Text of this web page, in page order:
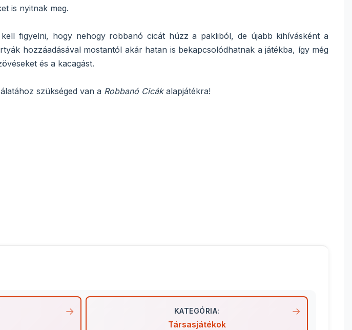
is nyitnak meg.
figyelni, hogy nehogy robbanó cicát húzz a pakliból, de újabb kihívásként a
hozzáadásával mostantól akár hatan is bekapcsolódhatnak a játékba, így még
és a kacagást.
szükséged van a Robbanó Cicákalapjátékra!
KATEGÓRIA:
Társasjátékok